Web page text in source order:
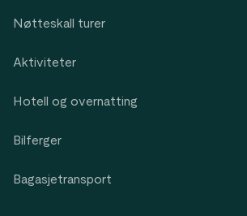
Nøtteskall turer
Aktiviteter
Hotell og overnatting
Bilferger
Bagasjetransport